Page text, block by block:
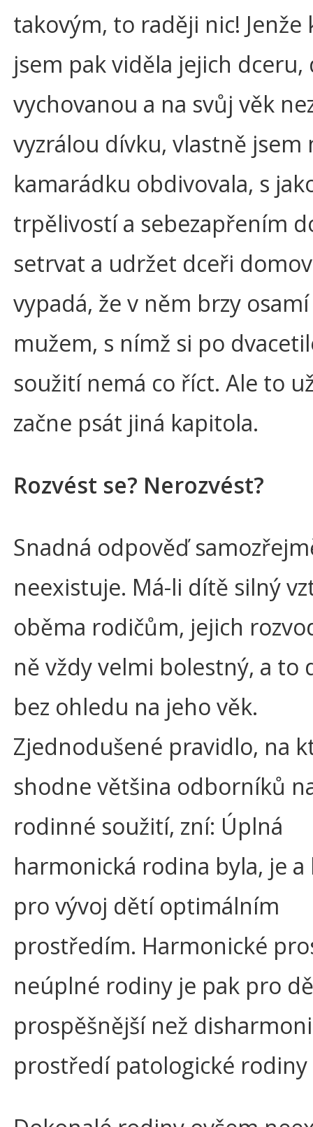
takovým, to raději nic! Jenže
jsem pak viděla jejich dceru,
vychovanou a na svůj věk
vyzrálou dívku, vlastně jsem
kamarádku obdivovala, s
trpělivostí a sebezapřením
setrvat a udržet dceři
vypadá, že v něm brzy osamí
mužem, s nímž si po
soužití nemá co říct. Ale to
začne psát jiná kapitola.
Rozvést se? Nerozvést?
Snadná odpověď
neexistuje. Má-li dítě silný
oběma rodičům, jejich
ně vždy velmi bolestný, a to
bez ohledu na jeho věk.
Zjednodušené pravidlo, na
shodne většina odborníků
rodinné soužití, zní: Úplná
harmonická rodina byla, je
pro vývoj dětí optimálním
prostředím. Harmonické
neúplné rodiny je pak pro
prospěšnější než
prostředí patologické